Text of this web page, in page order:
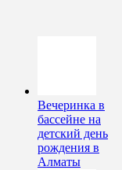
Вечеринка в
бассейне на
детский день
рождения в
Алматы